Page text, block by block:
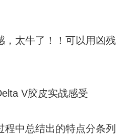
，太牛了！！可以用凶残
V胶皮实战感受
程中总结出的特点分条列